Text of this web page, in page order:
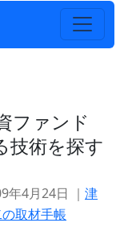
ファンド
技術を探す
年4月24日 ｜ 津
取材手帳